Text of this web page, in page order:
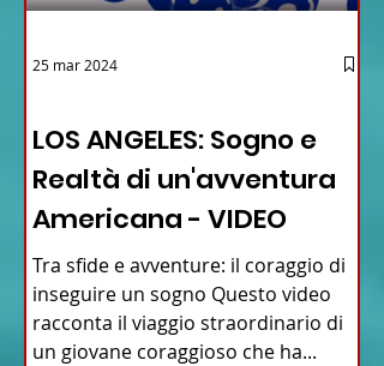
LOS ANGELES: Sogno e
Realtà di un'avventura
Americana - VIDEO
Tra sfide e avventure: il coraggio di
inseguire un sogno Questo video
racconta il viaggio straordinario di
un giovane coraggioso che ha...
25 mar 2024